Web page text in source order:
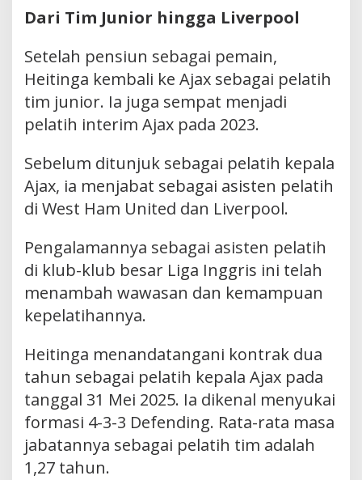
Dari Tim Junior hingga Liverpool
Setelah pensiun sebagai pemain,
Heitinga kembali ke Ajax sebagai pelatih
tim junior. Ia juga sempat menjadi
pelatih interim Ajax pada 2023.
Sebelum ditunjuk sebagai pelatih kepala
Ajax, ia menjabat sebagai asisten pelatih
di West Ham United dan Liverpool.
Pengalamannya sebagai asisten pelatih
di klub-klub besar Liga Inggris ini telah
menambah wawasan dan kemampuan
kepelatihannya.
Heitinga menandatangani kontrak dua
tahun sebagai pelatih kepala Ajax pada
tanggal 31 Mei 2025. Ia dikenal menyukai
formasi 4-3-3 Defending. Rata-rata masa
jabatannya sebagai pelatih tim adalah
1,27 tahun.